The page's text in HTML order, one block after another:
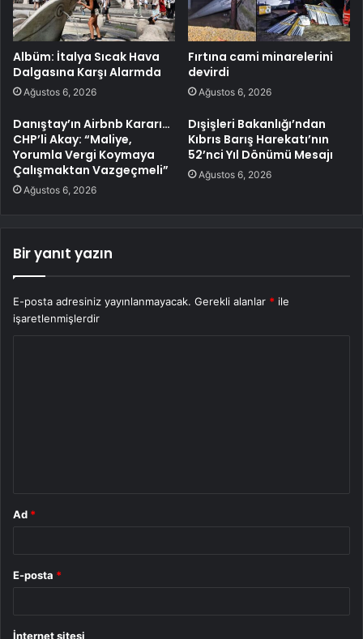
Albüm: İtalya Sıcak Hava
Dalgasına Karşı Alarmda
Ağustos 6, 2026
Fırtına cami minarelerini
devirdi
Ağustos 6, 2026
Danıştay’ın Airbnb Kararı…
CHP’li Akay: “Maliye,
Yorumla Vergi Koymaya
Çalışmaktan Vazgeçmeli”
Ağustos 6, 2026
Dışişleri Bakanlığı’ndan
Kıbrıs Barış Harekatı’nın
52’nci Yıl Dönümü Mesajı
Ağustos 6, 2026
Bir yanıt yazın
E-posta adresiniz yayınlanmayacak. Gerekli alanlar * ile
işaretlenmişlerdir
Ad *
E-posta *
İnternet sitesi